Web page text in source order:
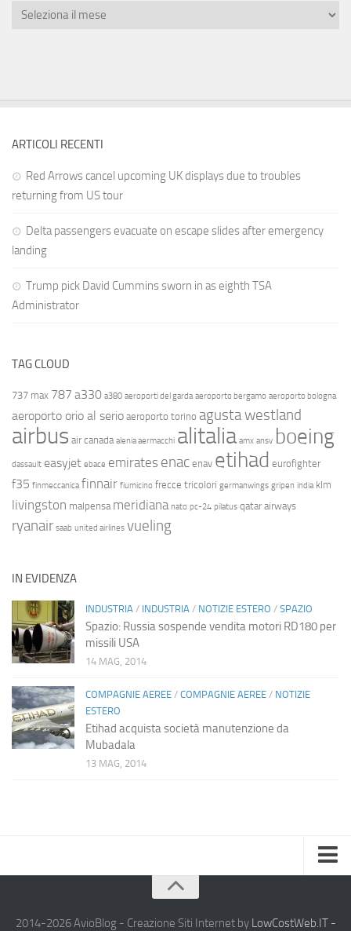
ARTICOLI RECENTI
Red Arrows cancel upcoming UK displays due to troubles
returning from US tour
Delta passengers evacuate on escape slides after emergency
landing
Trump pick David Cummins sworn in as eighth TSA
Administrator
TAG CLOUD
737 max 787 a330 a380 aeroporti del garda aeroporto bergamo aeroporto bologna
aeroporto orio al serio aeroporto torino agusta westland
airbus air canada alenia aermacchi alitalia amx ansv boeing
dassault easyjet ebace emirates enac enav etihad eurofighter
f35 finmeccanica finnair fiumicino frecce tricolori germanwings gripen india klm
livingston malpensa meridiana nato pc-24 pilatus qatar airways
ryanair saab united airlines vueling
IN EVIDENZA
INDUSTRIA / INDUSTRIA / NOTIZIE ESTERO / SPAZIO
Spazio: Russia sospende vendita motori RD180 per
missili USA
14 MAG, 2014
COMPAGNIE AEREE / COMPAGNIE AEREE / NOTIZIE
ESTERO
Etihad acquista società manutenzione da
Mubadala
13 MAG, 2014
Chi Siamo
2014-2026 AvioBlog - Creazione Siti Internet by LowCostWeb.IT -